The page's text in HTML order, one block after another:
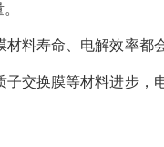
料寿命、电解效率
交换膜等材料进步